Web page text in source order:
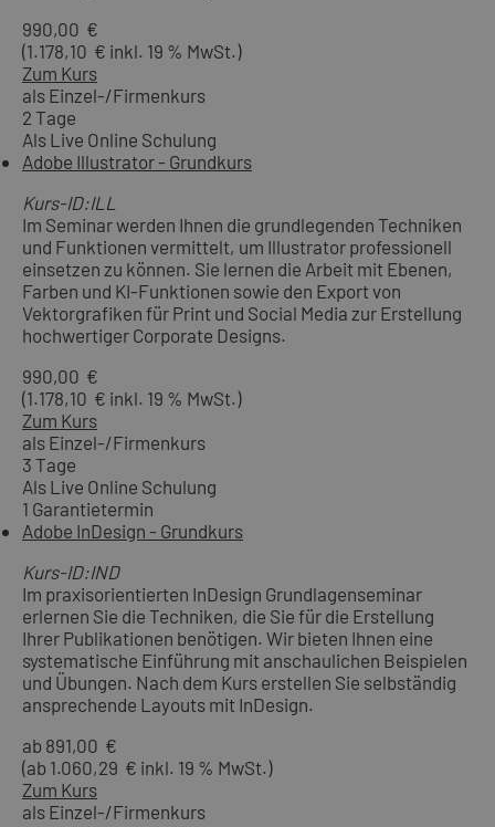
990,00 €
(1.178,10 € inkl. 19 % MwSt.)
Zum Kurs
als Einzel-/Firmenkurs
2 Tage
Als Live Online Schulung
Adobe Illustrator - Grundkurs
Kurs-ID:ILL
Im Seminar werden Ihnen die grundlegenden Techniken
und Funktionen vermittelt, um Illustrator professionell
einsetzen zu können. Sie lernen die Arbeit mit Ebenen,
Farben und KI-Funktionen sowie den Export von
Vektorgrafiken für Print und Social Media zur Erstellung
hochwertiger Corporate Designs.
990,00 €
(1.178,10 € inkl. 19 % MwSt.)
Zum Kurs
als Einzel-/Firmenkurs
3 Tage
Als Live Online Schulung
1 Garantietermin
Adobe InDesign - Grundkurs
Kurs-ID:IND
Im praxisorientierten InDesign Grundlagenseminar
erlernen Sie die Techniken, die Sie für die Erstellung
Ihrer Publikationen benötigen. Wir bieten Ihnen eine
systematische Einführung mit anschaulichen Beispielen
und Übungen. Nach dem Kurs erstellen Sie selbständig
ansprechende Layouts mit InDesign.
ab 891,00 €
(ab 1.060,29 € inkl. 19 % MwSt.)
Zum Kurs
als Einzel-/Firmenkurs